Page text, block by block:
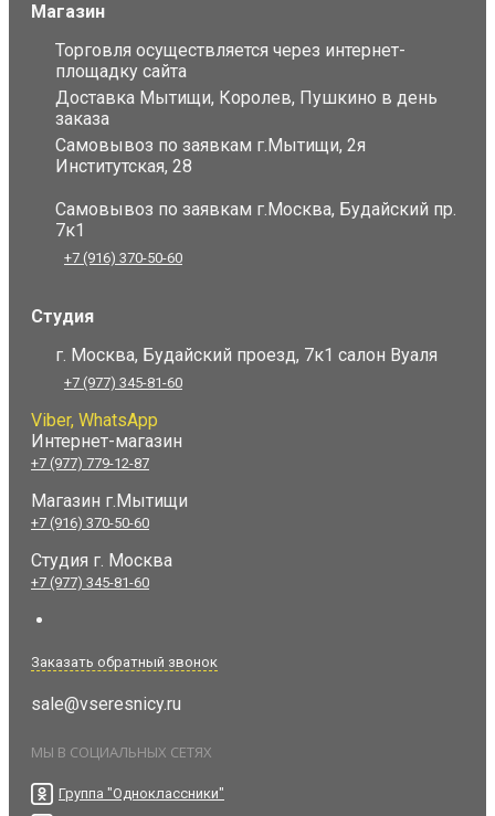
Магазин
Торговля осуществляется через интернет-
площадку сайта
Доставка Мытищи, Королев, Пушкино в день
заказа
Самовывоз по заявкам г.Мытищи, 2я
Институтская, 28
Самовывоз по заявкам г.Москва, Будайский пр.
7к1
+7 (916) 370-50-60
Студия
г. Москва, Будайский проезд, 7к1 салон Вуаля
+7 (977) 345-81-60
Viber, WhatsApp
Интернет-магазин
+7 (977) 779-12-87
Магазин г.Мытищи
+7 (916) 370-50-60
Студия г. Москва
+7 (977) 345-81-60
Заказать обратный звонок
sale@vseresnicy.ru
МЫ В СОЦИАЛЬНЫХ СЕТЯХ
Группа "Одноклассники"